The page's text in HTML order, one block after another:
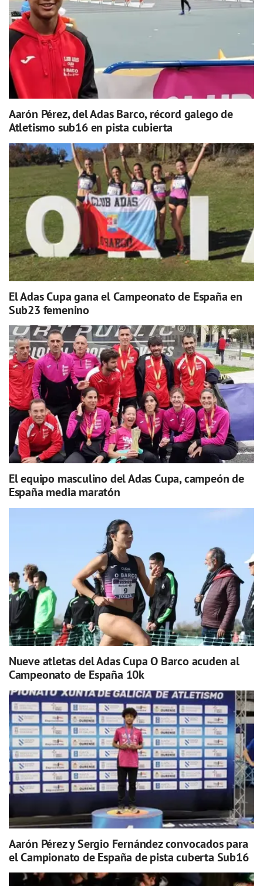
Aarón Pérez, del Adas Barco, récord galego de
Atletismo sub16 en pista cubierta
El Adas Cupa gana el Campeonato de España en
Sub23 femenino
El equipo masculino del Adas Cupa, campeón de
España media maratón
Nueve atletas del Adas Cupa O Barco acuden al
Campeonato de España 10k
Aarón Pérez y Sergio Fernández convocados para
el Campionato de España de pista cuberta Sub16